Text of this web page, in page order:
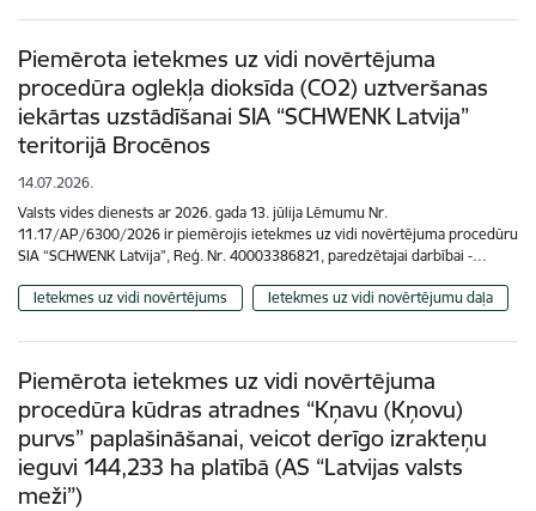
Piemērota ietekmes uz vidi novērtējuma
procedūra oglekļa dioksīda (CO2) uztveršanas
iekārtas uzstādīšanai SIA “SCHWENK Latvija”
teritorijā Brocēnos
14.07.2026.
Valsts vides dienests ar 2026. gada 13. jūlija Lēmumu Nr.
11.17/AP/6300/2026 ir piemērojis ietekmes uz vidi novērtējuma procedūru
SIA “SCHWENK Latvija”, Reģ. Nr. 40003386821, paredzētajai darbībai -…
Ietekmes uz vidi novērtējums Ietekmes uz vidi novērtējumu daļa
Piemērota ietekmes uz vidi novērtējuma
procedūra kūdras atradnes “Kņavu (Kņovu)
purvs” paplašināšanai, veicot derīgo izrakteņu
ieguvi 144,233 ha platībā (AS “Latvijas valsts
meži”)